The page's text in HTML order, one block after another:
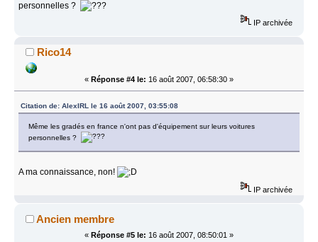
personnelles ?
IP archivée
Rico14
« Réponse #4 le: 16 août 2007, 06:58:30 »
Citation de: AlexIRL le 16 août 2007, 03:55:08
Même les gradés en france n'ont pas d'équipement sur leurs voitures
personnelles ?
A ma connaissance, non!
IP archivée
Ancien membre
« Réponse #5 le: 16 août 2007, 08:50:01 »